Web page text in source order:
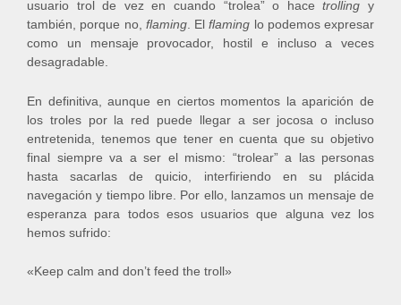
usuario trol de vez en cuando “trolea” o hacetrolling y
también, porque no, flaming. Elflaming lo podemos expresar
como un mensaje provocador, hostil e incluso a veces
desagradable.
En definitiva, aunque en ciertos momentos la aparición de
los troles por la red puede llegar a ser jocosa o incluso
entretenida, tenemos que tener en cuenta que su objetivo
final siempre va a ser el mismo: “trolear” a las personas
hasta sacarlas de quicio, interfiriendo en su plácida
navegación y tiempo libre. Por ello, lanzamos un mensaje de
esperanza para todos esos usuarios que alguna vez los
hemos sufrido:
«Keep calm and don’t feed the troll»